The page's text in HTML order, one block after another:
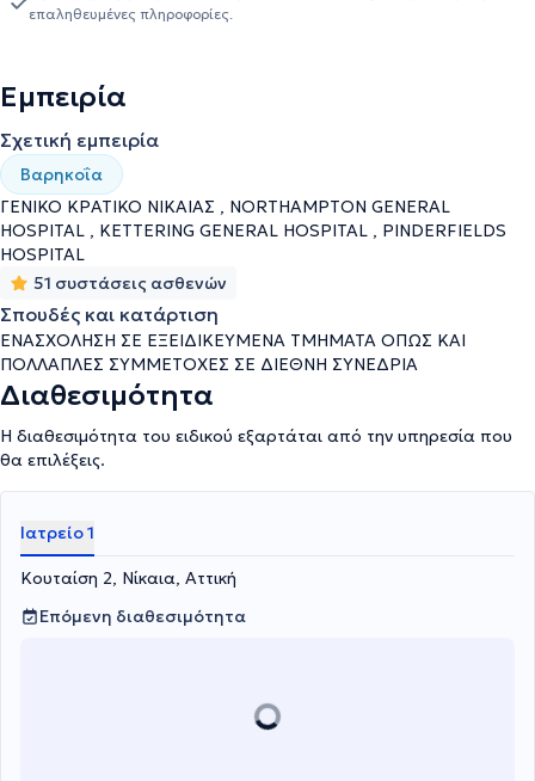
αξιοποιώντας την επιστημονική του αρτιότητα κι έχοντας πάντα
επαληθευμένες πληροφορίες.
Εμπειρία
Σχετική εμπειρία
Βαρηκοΐα
ΓΕΝΙΚΟ ΚΡΑΤΙΚΟ ΝΙΚΑΙΑΣ , NORTHAMPTON GENERAL
HOSPITAL , KETTERING GENERAL HOSPITAL , PINDERFIELDS
HOSPITAL
51 συστάσεις ασθενών
Σπουδές και κατάρτιση
ΕΝΑΣΧΟΛΗΣΗ ΣΕ ΕΞΕΙΔΙΚΕΥΜΕΝΑ ΤΜΗΜΑΤΑ ΟΠΩΣ ΚΑΙ
ΠΟΛΛΑΠΛΕΣ ΣΥΜΜΕΤΟΧΕΣ ΣΕ ΔΙΕΘΝΗ ΣΥΝΕΔΡΙΑ
Διαθεσιμότητα
Η διαθεσιμότητα του ειδικού εξαρτάται από την υπηρεσία που
θα επιλέξεις.
Ιατρείο 1
Κουταίση 2, Νίκαια, Αττική
Επόμενη διαθεσιμότητα